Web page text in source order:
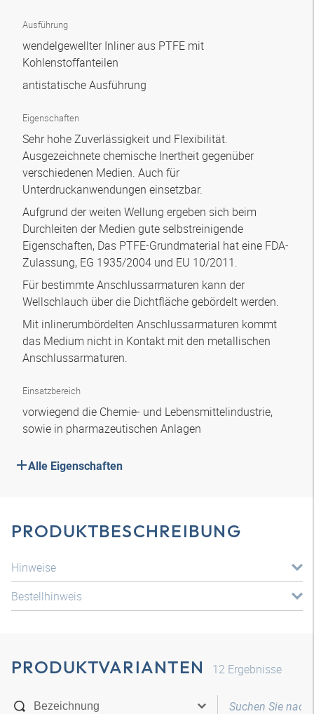
Ausführung
wendelgewellter Inliner aus PTFE mit
Kohlenstoffanteilen
antistatische Ausführung
Eigenschaften
Sehr hohe Zuverlässigkeit und Flexibilität.
Ausgezeichnete chemische Inertheit gegenüber
verschiedenen Medien. Auch für
Unterdruckanwendungen einsetzbar.
Aufgrund der weiten Wellung ergeben sich beim
Durchleiten der Medien gute selbstreinigende
Eigenschaften, Das PTFE-Grundmaterial hat eine FDA-
Zulassung, EG 1935/2004 und EU 10/2011.
Für bestimmte Anschlussarmaturen kann der
Wellschlauch über die Dichtfläche gebördelt werden.
Mit inlinerumbördelten Anschlussarmaturen kommt
das Medium nicht in Kontakt mit den metallischen
Anschlussarmaturen.
Einsatzbereich
vorwiegend die Chemie- und Lebensmittelindustrie,
sowie in pharmazeutischen Anlagen
Alle Eigenschaften
PRODUKTBESCHREIBUNG
Hinweise
Bestellhinweis
PRODUKTVARIANTEN 12 Ergebnisse